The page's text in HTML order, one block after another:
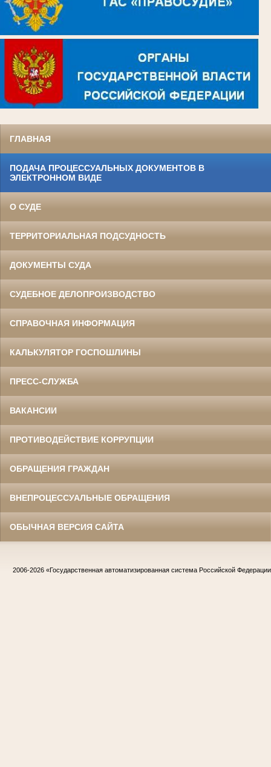
ГЛАВНАЯ
ПОДАЧА ПРОЦЕССУАЛЬНЫХ ДОКУМЕНТОВ В
ЭЛЕКТРОННОМ ВИДЕ
О СУДЕ
ТЕРРИТОРИАЛЬНАЯ ПОДСУДНОСТЬ
ДОКУМЕНТЫ СУДА
СУДЕБНОЕ ДЕЛОПРОИЗВОДСТВО
СПРАВОЧНАЯ ИНФОРМАЦИЯ
КАЛЬКУЛЯТОР ГОСПОШЛИНЫ
ПРЕСС-СЛУЖБА
ВАКАНСИИ
ПРОТИВОДЕЙСТВИЕ КОРРУПЦИИ
ОБРАЩЕНИЯ ГРАЖДАН
ВНЕПРОЦЕССУАЛЬНЫЕ ОБРАЩЕНИЯ
ОБЫЧНАЯ ВЕРСИЯ САЙТА
2006-2026 «Государственная автоматизированная система Российской